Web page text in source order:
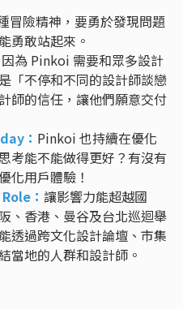
冒險精神，要勇於發現問題
勇敢站起來。
因為 Pinkoi 需要和眾多設計
「不停和不同的設計師談戀
師的信任，讓他們願意交付
： Pinkoi 也持續在優化
考能不能做得更好？有沒有
化用戶體驗！
： 讓影響力能超越國
、香港、曼谷及台北巡迴舉
透過跨文化設計論壇、市集
當地的人群和設計師。